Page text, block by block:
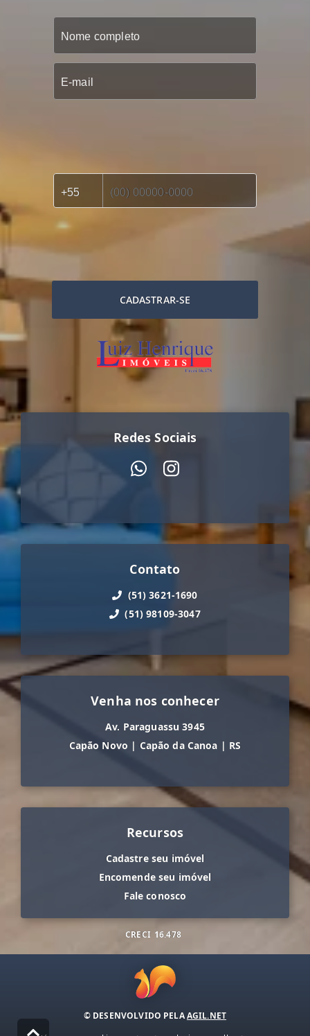
CADASTRAR-SE
Redes Sociais
Contato
(51) 3621-1690
(51) 98109-3047
Venha nos conhecer
Av. Paraguassu 3945
Capão Novo | Capão da Canoa | RS
Recursos
Cadastre seu imóvel
Encomende seu imóvel
Fale conosco
CRECI 16.478
© DESENVOLVIDO PELAAGIL.NET